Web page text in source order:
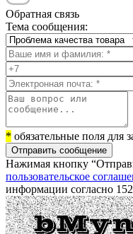
Обратная связь
Тема сообщения:
* обязательные поля для
Отправить сообщение
Нажимая кнопку
пользовательское
информации согласно